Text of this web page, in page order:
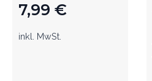
7,99 €
inkl. MwSt.